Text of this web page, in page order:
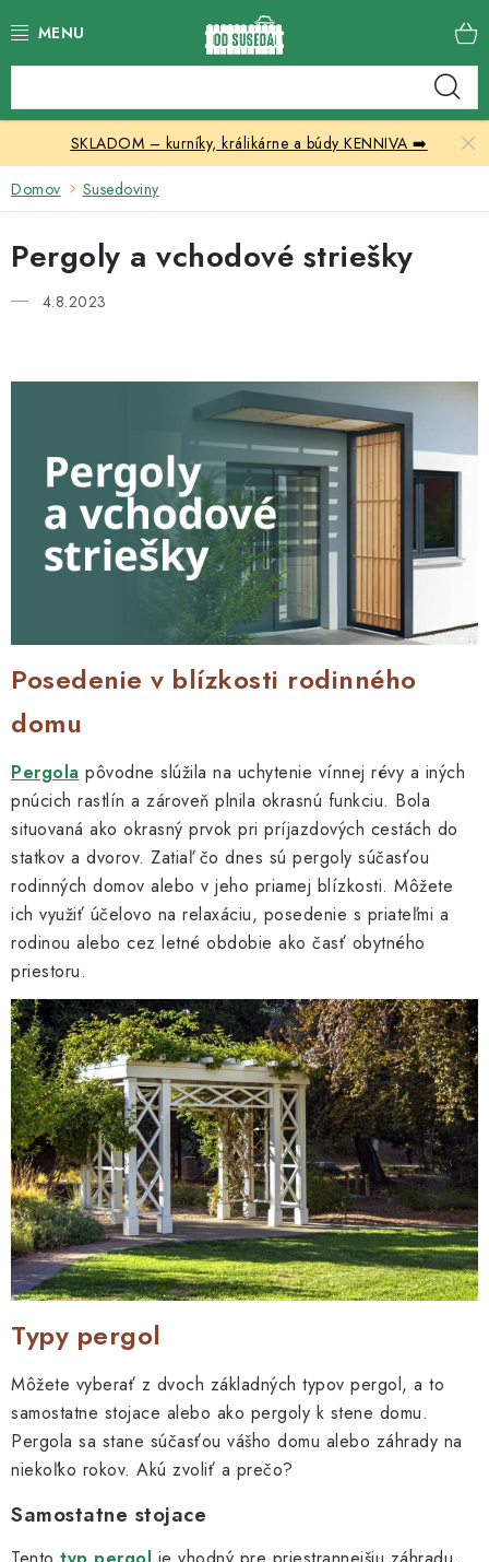
na
Skleníky
Nábytok
Chovateľské potreby
Vonkajšia dlažba
Kachle
SKLADOM – kurníky, králikárne a búdy KENNIVA ➡️
Domov Susedoviny
Pergoly a vchodové striešky
4.8.2023
Posedenie v blízkosti rodinného
domu
Pergola pôvodne slúžila na uchytenie vínnej révy a iných
pnúcich rastlín a zároveň plnila okrasnú funkciu. Bola
situovaná ako okrasný prvok pri príjazdových cestách do
statkov a dvorov. Zatiaľ čo dnes sú pergoly súčasťou
rodinných domov alebo v jeho priamej blízkosti. Môžete
ich využiť účelovo na relaxáciu, posedenie s priateľmi a
rodinou alebo cez letné obdobie ako časť obytného
priestoru.
Typy pergol
Môžete vyberať z dvoch základných typov pergol, a to
samostatne stojace alebo ako pergoly k stene domu.
Pergola sa stane súčasťou vášho domu alebo záhrady na
niekoľko rokov. Akú zvoliť a prečo?
Samostatne stojace